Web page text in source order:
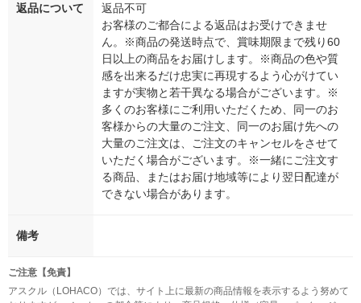
返品について
返品不可
お客様のご都合による返品はお受けできませ
ん。※商品の発送時点で、賞味期限まで残り60
日以上の商品をお届けします。※商品の色や質
感を出来るだけ忠実に再現するよう心がけてい
ますが実物と若干異なる場合がございます。※
多くのお客様にご利用いただくため、同一のお
客様からの大量のご注文、同一のお届け先への
大量のご注文は、ご注文のキャンセルをさせて
いただく場合がございます。※一緒にご注文す
る商品、またはお届け地域等により翌日配達が
できない場合があります。
備考
ご注意【免責】
アスクル（LOHACO）では、サイト上に最新の商品情報を表示するよう努めて